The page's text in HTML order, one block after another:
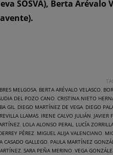
SOSVA), Berta Arévalo
MELGOSA, BERTA ARÉVALO VELASCO,
DEL POZO CANO, CRISTINA NIETO
GIL, DIEGO MARTÍNEZ DE VEGA, DIEGO
LLAMAS, IRENE CALVO JULIÁN, JAVIER
, LOLA ALONSO PERAL, LUCÍA
PÉREZ, MIGUEL ALIJA VALENCIANO,
CASADO GALLEGO, PAULA MARTÍNEZ
, SARA PEÑA MERINO, VEGA